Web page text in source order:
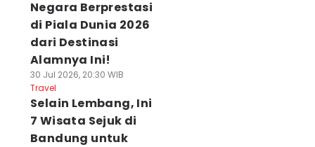
Negara Berprestasi
di Piala Dunia 2026
dari Destinasi
Alamnya Ini!
30 Jul 2026, 20:30 WIB
Travel
Selain Lembang, Ini
7 Wisata Sejuk di
Bandung untuk